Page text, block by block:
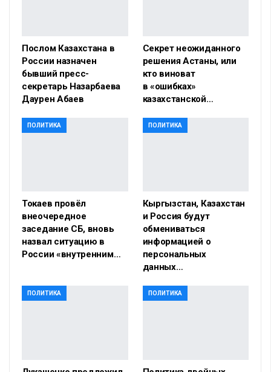
Послом Казахстана в
России назначен
бывший пресс-
секретарь Назарбаева
Даурен Абаев
Секрет неожиданного
решения Астаны, или
кто виноват
в «ошибках»
казахстанской…
ПОЛИТИКА
Токаев провёл
внеочередное
заседание СБ, вновь
назвал ситуацию в
России «внутренним…
ПОЛИТИКА
Кыргызстан, Казахстан
и Россия будут
обмениваться
информацией о
персональных
данных…
ПОЛИТИКА ПОЛИТИКА